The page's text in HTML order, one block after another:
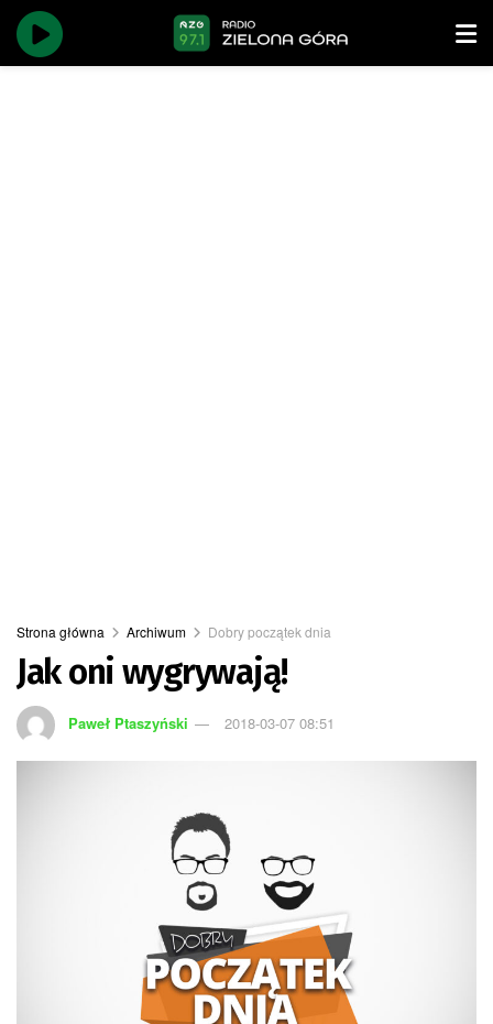
Strona główna Archiwum Dobry początek dnia
Jak oni wygrywają!
Paweł Ptaszyński 2018-03-07 08:51